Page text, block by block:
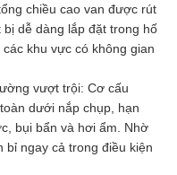
chiều cao van được rút
dễ dàng lắp đặt trong hố
khu vực có không gian
vượt trội: Cơ cấu
dưới nắp chụp, hạn
bụi bẩn và hơi ẩm. Nhờ
bỉ ngay cả trong điều kiện